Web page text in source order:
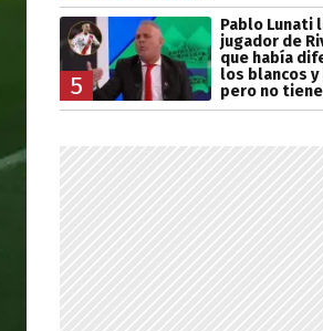
5
Pablo Lunati
jugador de
que había
los blancos
pero no